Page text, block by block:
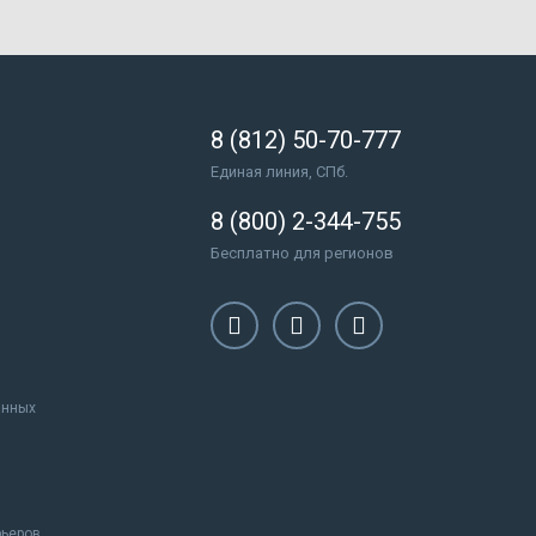
8 (812) 50-70-777
Единая линия, СПб.
8 (800) 2-344-755
Бесплатно для регионов